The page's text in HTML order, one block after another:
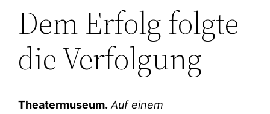
Dem Erfolg folgte
die Verfolgung
Theatermuseum. Auf einem